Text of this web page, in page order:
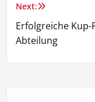
Next:
Erfolgreiche
Abteilung